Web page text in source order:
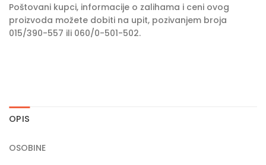
Poštovani kupci, informacije o zalihama i ceni ovog
proizvoda možete dobiti na upit, pozivanjem broja
015/390-557 ili 060/0-501-502.
OPIS
OSOBINE